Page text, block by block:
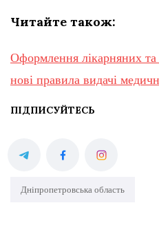
Читайте також:
Оформлення лікарняних та
нові правила видачі
ПІДПИСУЙТЕСЬ
Дніпропетровська область